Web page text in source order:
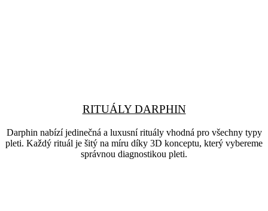
RITUÁLY DARPHIN
Darphin nabízí jedinečná a luxusní rituály vhodná pro všechny typy
pleti. Každý rituál je šitý na míru díky 3D konceptu, který vybereme
správnou diagnostikou pleti.